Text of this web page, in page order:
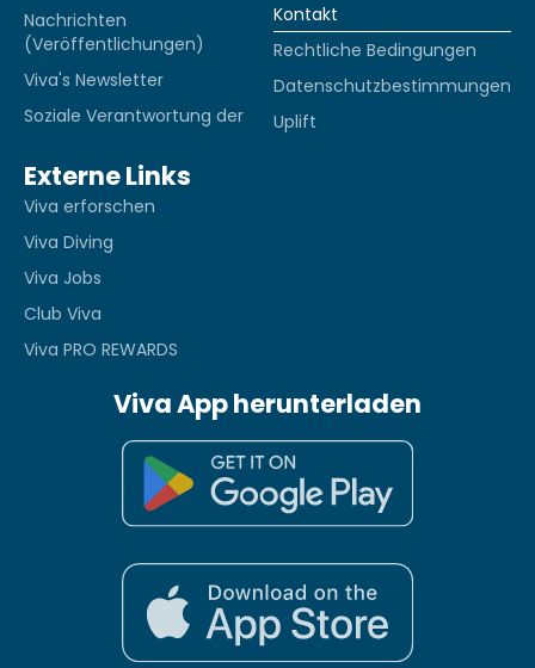
Nachrichten
(Veröffentlichungen)
Viva's Newsletter
Soziale Verantwortung der
Kontakt
Rechtliche Bedingungen
Datenschutzbestimmungen
Uplift
Externe Links
Viva erforschen
Viva Diving
Viva Jobs
Club Viva
Viva PRO REWARDS
Viva App herunterladen